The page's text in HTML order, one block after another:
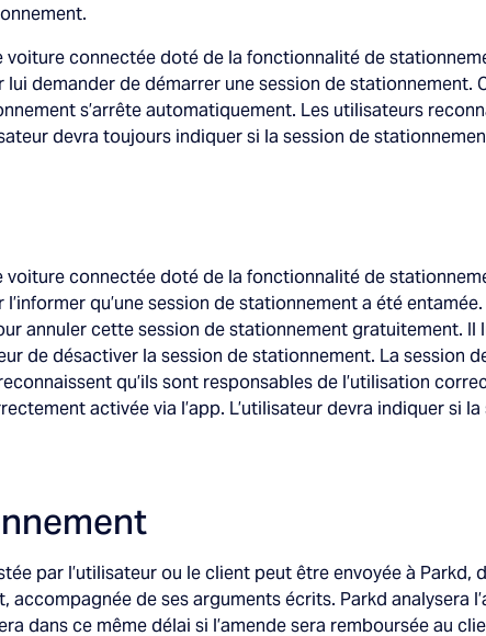
voiture connectée doté de la fonctionnalité de
lui demander de démarrer une session de stationnement.
s’arrête automatiquement. Les utilisateurs
devra toujours indiquer si la session de
voiture connectée doté de la fonctionnalité de
l’informer qu’une session de stationnement a été
annuler cette session de stationnement gratuitement. Il
de désactiver la session de stationnement. La session
qu’ils sont responsables de l’utilisation
activée via l’app. L’utilisateur devra indiquer si
par l’utilisateur ou le client peut être envoyée à Parkd,
accompagnée de ses arguments écrits. Parkd analysera
dans ce même délai si l’amende sera remboursée au